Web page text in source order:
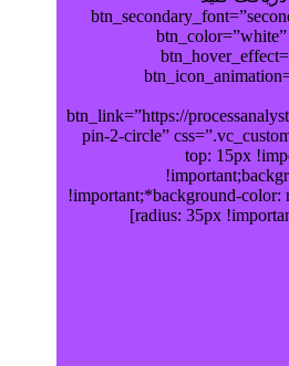
btn_link=”https://
pin-2-circle”
top: 15px
!important;*background-color:
radius: 35px